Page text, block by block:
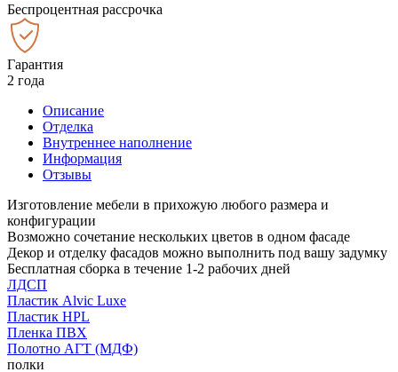
Беспроцентная рассрочка
Гарантия
2 года
Описание
Отделка
Внутреннее наполнение
Информация
Отзывы
Изготовление мебели в прихожую любого размера и
конфигурации
Возможно сочетание нескольких цветов в одном фасаде
Декор и отделку фасадов можно выполнить под вашу задумку
Бесплатная сборка в течение 1-2 рабочих дней
ЛДСП
Пластик Alvic Luxe
Пластик HPL
Пленка ПВХ
Полотно АГТ (МДФ)
полки